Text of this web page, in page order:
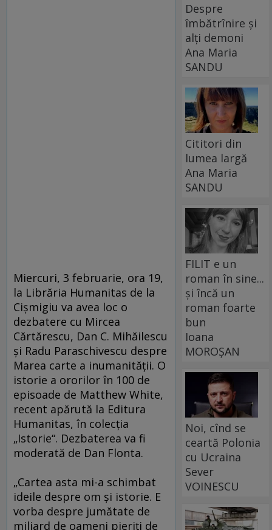
Miercuri, 3 februarie, ora 19,
la Librăria Humanitas de la
Cişmigiu va avea loc o
dezbatere cu Mircea
Cărtărescu, Dan C. Mihăilescu
şi Radu Paraschivescu despre
Marea carte a inumanităţii. O
istorie a ororilor în 100 de
episoade de Matthew White,
recent apărută la Editura
Humanitas, în colecţia
„Istorie“. Dezbaterea va fi
moderată de Dan Flonta.
„Cartea asta mi-a schimbat
ideile despre om și istorie. E
vorba despre jumătate de
miliard de oameni pieriți de
Despre
îmbătrînire și
alți demoni
Ana Maria
SANDU
Cititori din
lumea largă
Ana Maria
SANDU
FILIT e un
roman în sine...
și încă un
roman foarte
bun
Ioana
MOROȘAN
Noi, cînd se
ceartă Polonia
cu Ucraina
Sever
VOINESCU